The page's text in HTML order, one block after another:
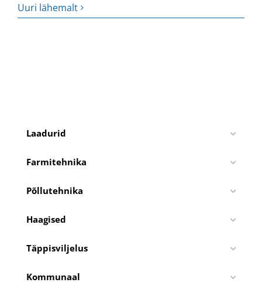
Uuri lähemalt
Laadurid
Farmitehnika
Põllutehnika
Haagised
Täppisviljelus
Kommunaal